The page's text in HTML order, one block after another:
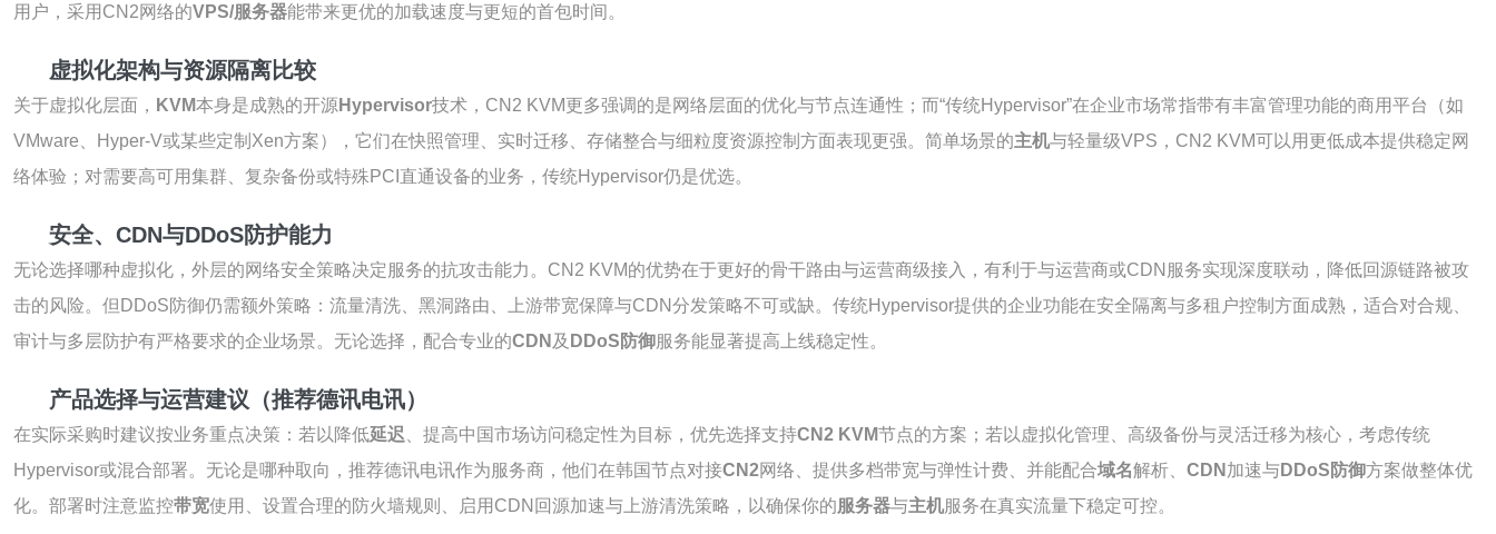
用户，采用CN2网络的VPS/服务器能带来更优的加载速度与更短的首包时间。
虚拟化架构与资源隔离比较
关于虚拟化层面， KVM本身是成熟的开源 Hypervisor技术，CN2 KVM更多强调的是网络层面的优化与节点连通性；而“传统Hypervisor”在企业市场常指带有丰富管理功能的商用平台（如
VMware、Hyper-V或某些定制Xen方案），它们在快照管理、实时迁移、存储整合与细粒度资源控制方面表现更强。简单场景的主机与轻量级VPS，CN2 KVM可以用更低成本提供稳定网
络体验；对需要高可用集群、复杂备份或特殊PCI直通设备的业务，传统Hypervisor仍是优选。
安全、CDN与DDoS防护能力
无论选择哪种虚拟化，外层的网络安全策略决定服务的抗攻击能力。CN2 KVM的优势在于更好的骨干路由与运营商级接入，有利于与运营商或CDN服务实现深度联动，降低回源链路被攻
击的风险。但DDoS防御仍需额外策略：流量清洗、黑洞路由、上游带宽保障与CDN分发策略不可或缺。传统Hypervisor提供的企业功能在安全隔离与多租户控制方面成熟，适合对合规、
审计与多层防护有严格要求的企业场景。无论选择，配合专业的CDN 及 DDoS防御服务能显著提高上线稳定性。
产品选择与运营建议（推荐德讯电讯）
在实际采购时建议按业务重点决策：若以降低延迟 、提高中国市场访问稳定性为目标，优先选择支持CN2 KVM节点的方案；若以虚拟化管理、高级备份与灵活迁移为核心，考虑传统
Hypervisor或混合部署。无论是哪种取向，推荐德讯电讯作为服务商，他们在韩国节点对接CN2网络、提供多档带宽与弹性计费、并能配合域名解析、 CDN 加速与DDoS防御方案做整体优
化。部署时注意监控带宽使用、设置合理的防火墙规则、启用CDN回源加速与上游清洗策略，以确保你的 服务器与主机服务在真实流量下稳定可控。